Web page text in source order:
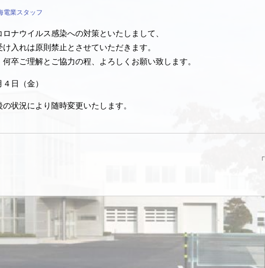
電業スタッフ
ナウイルス感染への対策といたしまして、
入れは原則禁止とさせていただきます。
卒ご理解とご協力の程、よろしくお願い致します。
日（金）
状況により随時変更いたします。
「